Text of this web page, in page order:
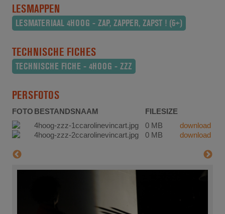
LESMAPPEN
LESMATERIAAL 4HOOG - ZAP, ZAPPER, ZAPST ! (6+)
TECHNISCHE FICHES
TECHNISCHE FICHE - 4HOOG - ZZZ
PERSFOTOS
FOTO BESTANDSNAAM
FILESIZE
4hoog-zzz-1ccarolinevincart.jpg
0 MB
download
4hoog-zzz-2ccarolinevincart.jpg
0 MB download